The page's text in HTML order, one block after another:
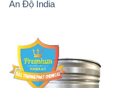
Ấn Độ India